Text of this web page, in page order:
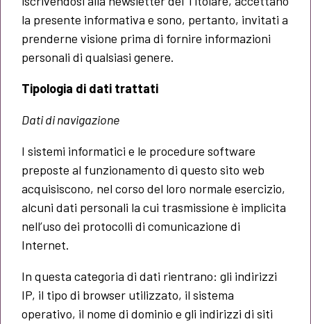
la presente informativa e sono, pertanto, invitati a
prenderne visione prima di fornire informazioni
personali di qualsiasi genere.
Tipologia di dati trattati
Dati di navigazione
I sistemi informatici e le procedure software
preposte al funzionamento di questo sito web
acquisiscono, nel corso del loro normale esercizio,
alcuni dati personali la cui trasmissione è implicita
nell’uso dei protocolli di comunicazione di
Internet.
In questa categoria di dati rientrano: gli indirizzi
IP, il tipo di browser utilizzato, il sistema
operativo, il nome di dominio e gli indirizzi di siti